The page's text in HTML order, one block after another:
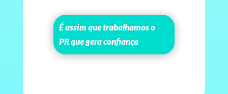
É assim que trabalhamos o
PR que gera confiança